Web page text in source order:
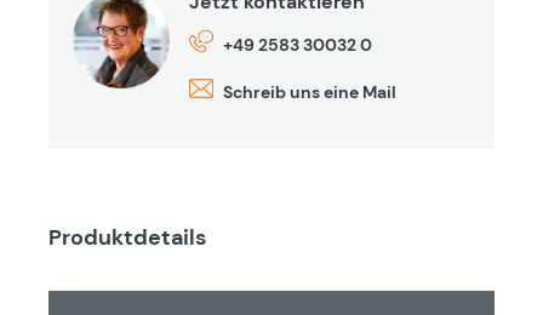
+49 2583 30032 0
Schreib uns eine Mail
Produktdetails